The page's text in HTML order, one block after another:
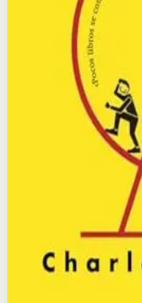
Para quién es
Es para personas
lo que hacen y
automáticos para
La idea central es
rutina y
modificar cualquier
Selección afiliada
Abrir fichaComprar